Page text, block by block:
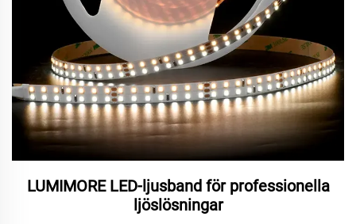
LUMIMORE LED-ljusband för professionella
ljöslösningar